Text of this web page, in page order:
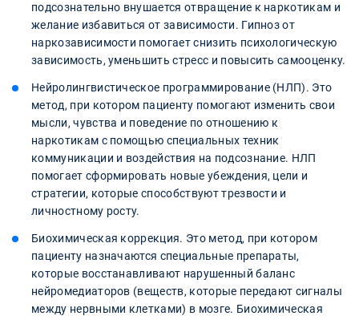
подсознательно внушается отвращение к наркотикам и
желание избавиться от зависимости. Гипноз от
наркозависимости помогает снизить психологическую
зависимость, уменьшить стресс и повысить самооценку.
Нейролингвистическое программирование (НЛП). Это
метод, при котором пациенту помогают изменить свои
мысли, чувства и поведение по отношению к
наркотикам с помощью специальных техник
коммуникации и воздействия на подсознание. НЛП
помогает сформировать новые убеждения, цели и
стратегии, которые способствуют трезвости и
личностному росту.
Биохимическая коррекция. Это метод, при котором
пациенту назначаются специальные препараты,
которые восстанавливают нарушенный баланс
нейромедиаторов (веществ, которые передают сигналы
между нервными клетками) в мозге. Биохимическая